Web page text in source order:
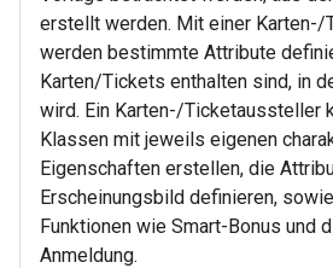
erstellt werden. Mit einer
werden bestimmte Attribute
Karten/Tickets enthalten sind, in
wird. Ein Karten-/Ticketaussteller
Klassen mit jeweils eigenen
Eigenschaften erstellen, die
Erscheinungsbild definieren,
Funktionen wie Smart-Bonus und
Anmeldung.